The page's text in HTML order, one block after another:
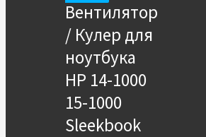
Вентилятор
/ Кулер для
ноутбука
HP 14-1000
15-1000
Sleekbook